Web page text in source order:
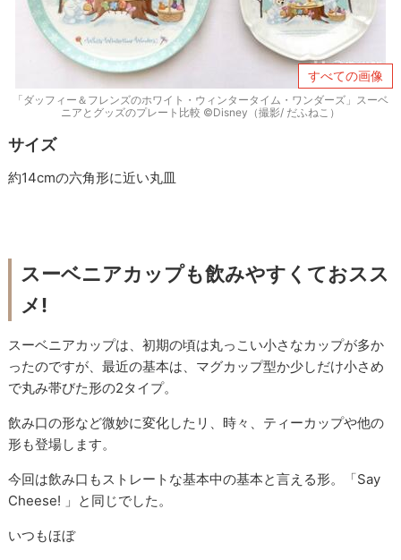
すべての画像
「ダッフィー＆フレンズのホワイト・ウィンタータイム・ワンダーズ」スーベ
ニアとグッズのプレート比較 ©Disney（撮影/ だふねこ）
サイズ
約14cmの六角形に近い丸皿
スーベニアカップも飲みやすくておスス
メ!
スーベニアカップは、初期の頃は丸っこい小さなカップが多か
ったのですが、最近の基本は、マグカップ型か少しだけ小さめ
で丸み帯びた形の2タイプ。
飲み口の形など微妙に変化したリ、時々、ティーカップや他の
形も登場します。
今回は飲み口もストレートな基本中の基本と言える形。「Say
Cheese! 」と同じでした。
いつもほぼ